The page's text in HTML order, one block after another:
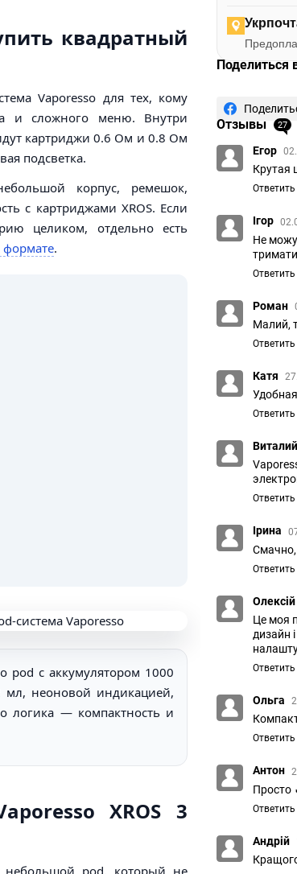
квадратный
Vaporesso для тех, кому
и сложного меню. Внутри
картриджи 0.6 Ом и 0.8 Ом
подсветка.
корпус, ремешок,
с картриджами XROS. Если
целиком, отдельно есть
формате.
pod с аккумулятором 1000
неоновой индикацией,
логика — компактность и
XROS 3
небольшой pod, который не
Поделиться
Отзывы 27
Егор
Крутая
Ответить
Ігор
Не можу
тримати
Ответить
Роман
Малий,
Ответить
Катя
Ответить
Виталий
Ответить
Ірина
Смачно,
Ответить
Олексій
Це моя
дизайн
Ответить
Ольга
Ответить
Антон
Просто
Ответить
Андрій